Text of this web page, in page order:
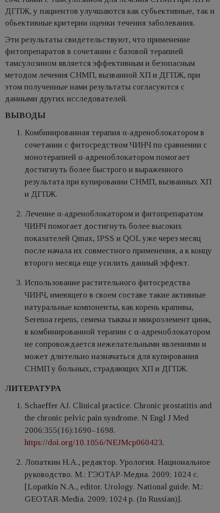
ДГПЖ, у пациентов улучшаются как субьективные, так и
обьективные критерии оценки течения заболевания.
Эти результаты свидетельствуют, что применение
фитопрепаратов в сочетании с базовой терапией
тамсулозином является эффективным и безопасным
методом лечения СНМП, вызванной ХП и ДГПЖ, при
этом полученные нами результаты согласуются с
данными других исследователей.
ВЫВОДЫ
Комбинированная терапия α-адреноблокатором в
сочетании с фитосредством ЧИНЧ по сравнении с
монотерапией α-адреноблокатором помогает
достигнуть более быстрого и выраженного
результата при купировании СНМП, вызванных ХП
и ДГПЖ.
Лечение α-адреноблокатором и фитопрепаратом
ЧИНЧ помогает достигнуть более высоких
показателей Qmax, IPSS и QOL уже через месяц
после начала их совместного применения, а к концу
второго месяца еще усилить данный эффект.
Использование растительного фитосредства
ЧИНЧ, имеющего в своем составе такие активные
натуральные компоненты, как корень крапивы,
Serenoa repens, семена тыквы и микроэлемент цинк,
в комбинированной терапии с α-адреноблокатором
не сопровождается нежелательными явлениями и
может длительно назначаться для купирования
СНМП у больных, страдающих ХП и ДГПЖ.
ЛИТЕРАТУРА
Schaeffer AJ. Clinical practice. Chronic prostatitis and
the chronic pelvic pain syndrome. N Engl J Med
2006;355(16):1690–1698.
https://doi.org/10.1056/NEJMcp060423.
Лопаткин Н.А., редактор. Урология. Национальное
руководство. M.: ГЭОТАР-Медиа. 2009; 1024 c.
[Lopatkin N.A., editor. Urology. National guide. M.:
GEOTAR-Media. 2009; 1024 p. (In Russian)].